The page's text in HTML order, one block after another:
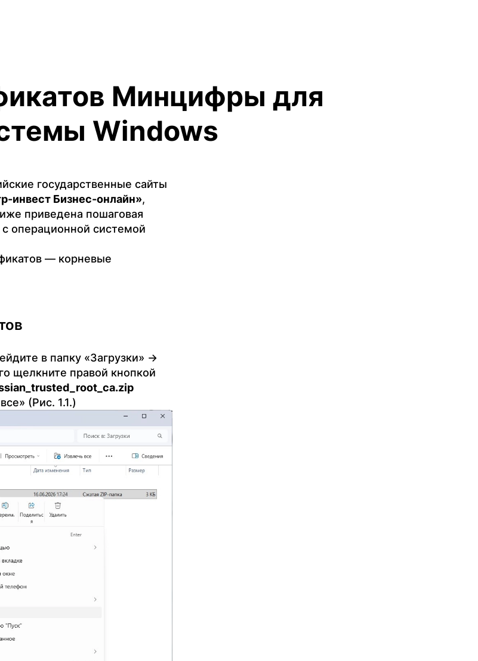
Минцифры для
Windows
государственные сайты
инвест Бизнес-онлайн»,
приведена пошаговая
операционной системой
— корневые
в папку «Загрузки» →
щелкните правой кнопкой
(Рис. 1.1.)